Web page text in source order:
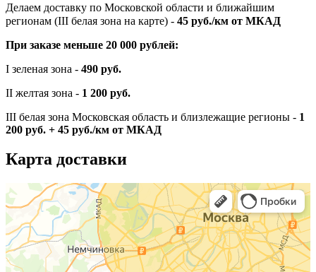
Делаем доставку по Московской области и ближайшим
регионам (III белая зона на карте) - 45 руб./км от МКАД
При заказе меньше 20 000 рублей:
I зеленая зона - 490 руб.
II желтая зона - 1 200 руб.
III белая зона Московская область и близлежащие регионы - 1
200 руб. + 45 руб./км от МКАД
Карта доставки